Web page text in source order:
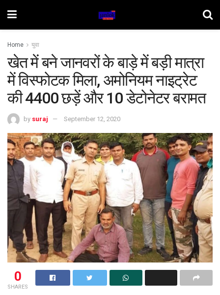
Home युवा
खेत में बने जानवरों के बाड़े में बड़ी मात्रा
में विस्फोटक मिला, अमोनियम नाइट्रेट
की 4400 छड़ें और 10 डेटोनेटर बरामत
by suraj September 12, 2020
0
SHARES